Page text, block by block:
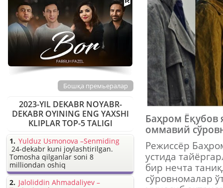
Баҳром Ёқубов
оммавий
Режиссёр
устида
бир нечта
сўровномалар
Бошқа премьералар
2023-YIL DEKABR NOYABR-
DEKABR OYINING ENG YAXSHI
KLIPLAR TOP-5 TALIGI
Yulduz Usmonova –Senmiding
24-dekabr kuni joylashtirilgan.
Tomosha qilganlar soni 8
milliondan oshiq
Jaloliddin Ahmadaliyev –